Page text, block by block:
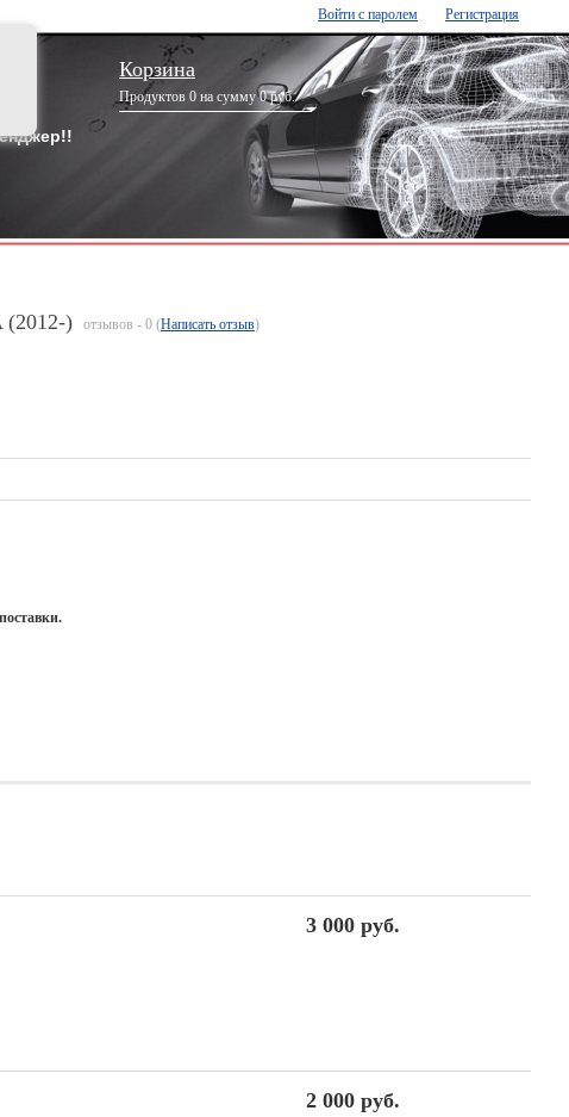
Войти с паролем Регистрация
Корзина
Продуктов 0 на сумму 0 руб.
(2012-) отзывов - 0 (Написать отзыв)
3 000 руб.
2 000 руб.